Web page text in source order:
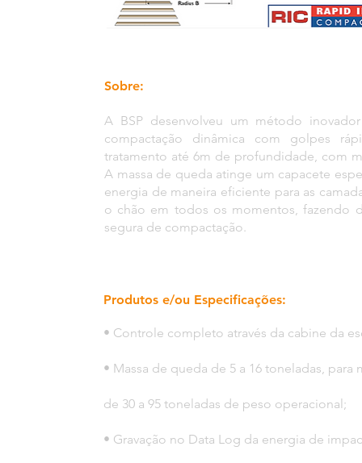
Sobre:
A BSP desenvolveu um método
compactação dinâmica com golpes
tratamento até 6m de profundidade, com
A massa de queda atinge um capacete
energia de maneira eficiente para as
o chão em todos os momentos, fazendo
segura de compactação.
Produtos e/ou Especificações:
• Controle completo através da cabine da
• Massa de queda de 5 a 16 toneladas, para
de 30 a 95 toneladas de peso operacional;
• Gravação no Data Log da energia de